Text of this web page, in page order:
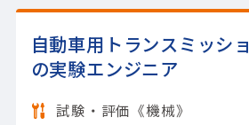
自動車用トランスミッシ
の実験エンジニア
試験・評価《機械》